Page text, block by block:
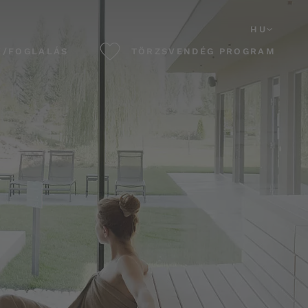
HU
FOGLALÁS TÖRZSVENDÉG PROGRAM